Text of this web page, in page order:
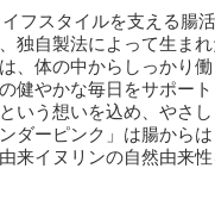
フスタイルを支える腸
独自製法によって生ま
、体の中からしっかり
健やかな毎日をサポー
いう想いを込め、やさ
ダーピンク」は腸から
来イヌリンの自然由来性